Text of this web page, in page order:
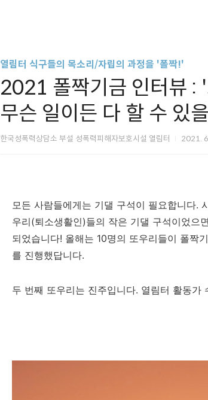
열림터 식구들의 목소리/자립의 과정을 '폴짝!'
2021 폴짝기금 인터뷰 :
무슨 일이든 다 할 수 있
한국성폭력상담소 부설 성폭력피해자보호시설 열림터 2021.
모든 사람들에게는 기댈 구석이 필요합니다.
우리(퇴소생활인)들의 작은 기댈 구석이었으
되었습니다! 올해는 10명의 또우리들이 폴짝
를 진행했답니다.
두 번째 또우리는 진주입니다. 열림터 활동가